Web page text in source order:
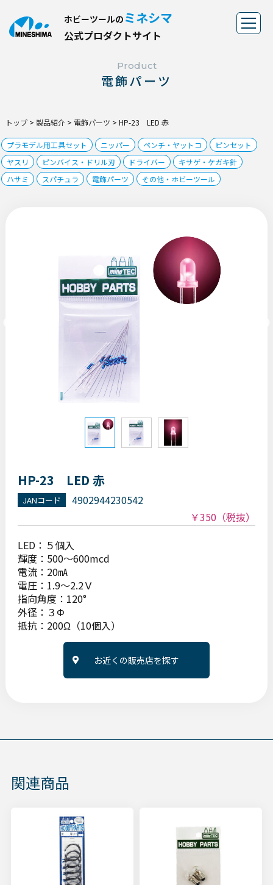
ホビーツールの ミネシマ
公式プロダク トサイ ト
Product
電飾パーツ
トップ> 製品紹介 > 電飾パーツ > HP-23 LED 赤
プラモデル用工具セット ニッパー ペンチ・ヤットコ
ピンセット
ヤスリ
ピンバイス・ドリル刃 ドライバー
キサゲ・ケガキ針
ハサミ
スパチュラ 電飾パーツ その他・ホビーツール
HP-23 LED 赤
JANコード
4902944230542
￥350 （税抜）
LED：５個入
輝度：500～600mcd
電流：20㎃
電圧：1.9～2.2Ｖ
指向角度：120°
外径：３Φ
抵抗：200Ω（10個入）
お近くの販売店を探す
関連商品